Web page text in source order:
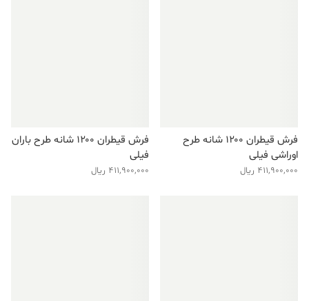
فرش قیطران ۱۲۰۰ شانه طرح
اوراشی فیلی
411,900,000 ریال
فرش قیطران ۱۲۰۰ شانه طرح باران
فیلی
411,900,000 ریال